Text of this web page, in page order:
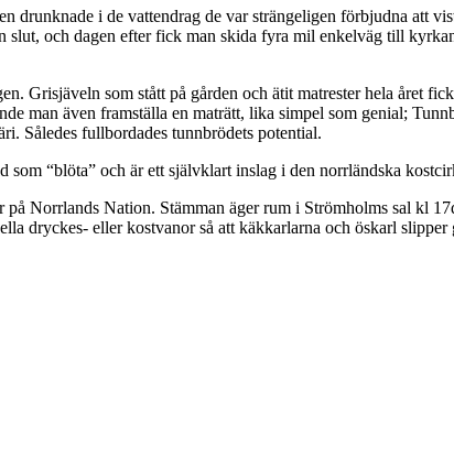
i de vattendrag de var strängeligen förbjudna att
slut, och dagen efter fick man skida fyra mil enkelväg till
Grisjäveln som stått på gården och ätit matrester hela året
man även framställa en maträtt, lika simpel som genial;
Således fullbordades tunnbrödets potential.
“blöta” och är ett självklart inslag i den norrländska
Norrlands Nation. Stämman äger rum i Strömholms sal kl
dryckes- eller kostvanor så att käkkarlarna och öskarl